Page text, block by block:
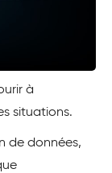
à
situations.
de données,